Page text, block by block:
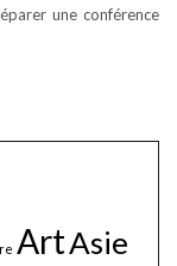
une conférence
ArtAsie